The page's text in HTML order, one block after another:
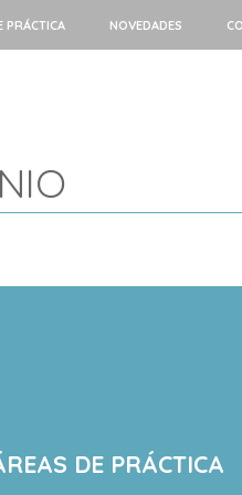
PRÁCTICA NOVEDADES
DE PRÁCTICA